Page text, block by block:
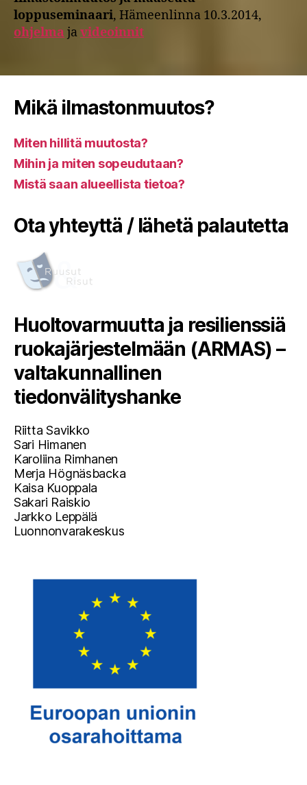
loppuseminaari, Hämeenlinna 10.3.2014,
ohjelma javideoinnit
Mikä ilmastonmuutos?
Miten hillitä muutosta?
Mihin ja miten sopeudutaan?
Mistä saan alueellista tietoa?
Ota yhteyttä / lähetä palautetta
Huoltovarmuutta ja resilienssiä
ruokajärjestelmään (ARMAS) –
valtakunnallinen
tiedonvälityshanke
Riitta Savikko
Sari Himanen
Karoliina Rimhanen
Merja Högnäsbacka
Kaisa Kuoppala
Sakari Raiskio
Jarkko Leppälä
Luonnonvarakeskus